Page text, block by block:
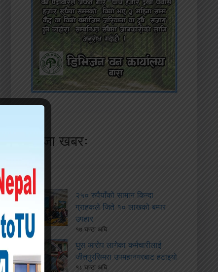
ताजा खबरः
२५० रुपैयाँको सामान किन्दा
ग्राहकले जिते १० लाखको बम्पर
उपहार
१७ घण्टा अघि
घुस आरोप लागेका कर्मचारीलाई
जीतपुरसिमरा उपमहानगरबाट हटाइयो
१८ घण्टा अघि